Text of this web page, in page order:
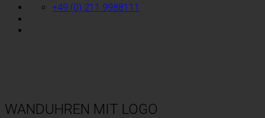
+49 (0) 211 9988111
WANDUHREN MIT LOGO